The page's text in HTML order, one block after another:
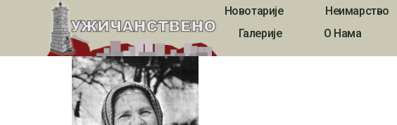
Новотарије Неимарство
Галерије
О Нама
1871